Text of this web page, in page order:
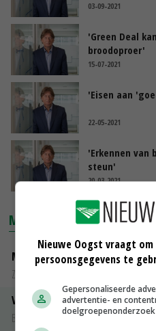
03-09-2021
'Green Deal
broodoproer'
15-07-2021
'Eisen aan
22-05-2021
'Erkennen van
steun'
20-03-2021
MARKTPRIJZEN
Magere melkpoeder
Zuivel NL
Vleeskuikens 2001-2600 gr
Barneveld
Nieuwe Oogst vraagt
persoonsgegevens te
Gepersonaliseerde
advertentie- en